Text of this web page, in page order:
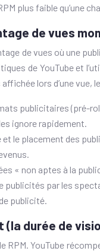
plus faible qu’une
de vues
de vues où une
de YouTube et
lors d’une
publicitaires (pré-
ignore rapidement.
et le placement des
« non aptes à la
publicités par les
publicité.
durée de
RPM. YouTube